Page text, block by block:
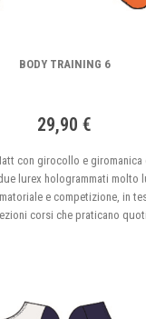
BODY TRAINING 6
29,90 €
con girocollo e
lurex hologrammati molto
e competizione, in
corsi che praticano